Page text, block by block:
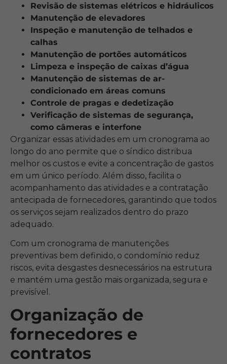
Revisão de sistemas elétricos e hidráulicos
Manutenção de elevadores
Inspeção e manutenção de telhados e
calhas
Manutenção de portões automáticos
Limpeza e inspeção de caixas d’água
Manutenção de sistemas de ar-
condicionado em áreas comuns
Controle de pragas e dedetização
Verificação de sistemas de segurança,
como câmeras e interfone
Organizar essas atividades em um cronograma ao
longo do ano permite que o síndico distribua
melhor os custos e evite a concentração de gastos
em um único período. Além disso, facilita o
acompanhamento das atividades e a contratação
antecipada de fornecedores, garantindo que todos
os serviços sejam realizados dentro do prazo
adequado.
Com um cronograma de manutenções
preventivas bem definido, o condomínio reduz
riscos, evita desgastes desnecessários na estrutura
e mantém uma gestão mais organizada, segura e
previsível.
Organização de
fornecedores e
contratos